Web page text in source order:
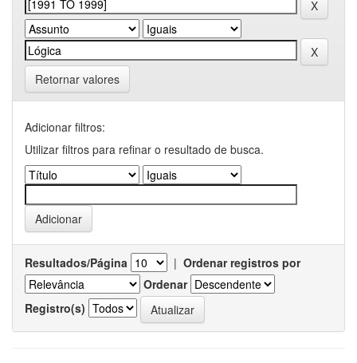
Retornar valores
Adicionar filtros:
Utilizar filtros para refinar o resultado de busca.
Resultados/Página | Ordenar registros por
Ordenar
Registro(s)